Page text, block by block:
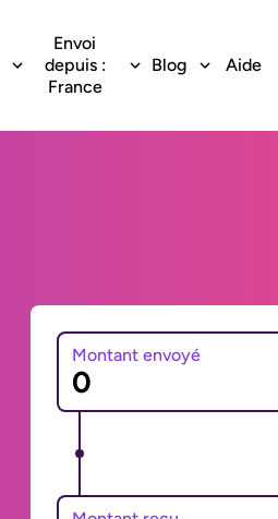
Envoi
depuis :
France
Blog Aide
Montant envoyé